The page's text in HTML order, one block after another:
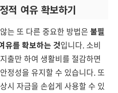
적 여유 확보하기
는 또 다른 중요한 방법은불필
유를 확보하는 것입니다. 소비
출만 하여 생활비를 절감하면
정성을 유지할 수 있습니다. 또
시 자금을 손쉽게 사용할 수 있